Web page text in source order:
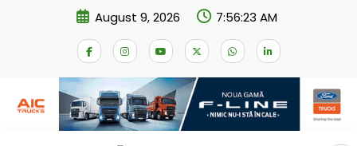
August 9, 2026 7:56:23 AM